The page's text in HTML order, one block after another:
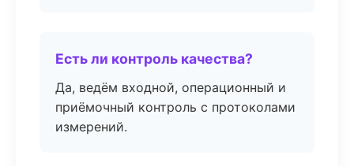
Есть ли контроль качества?
Да, ведём входной, операционный и
приёмочный контроль с протоколами
измерений.